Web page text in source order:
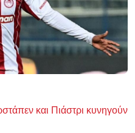
και Πιάστρι κυνηγούν